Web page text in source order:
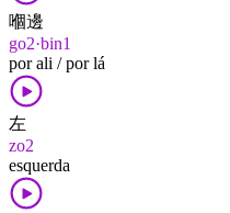
嗰邊
go2·bin1
por ali / por lá
左
zo2
esquerda